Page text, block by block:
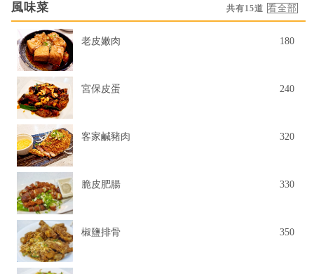
風味菜 共有15道
老皮嫩肉 180
宮保皮蛋 240
客家鹹豬肉 320
脆皮肥腸 330
椒鹽排骨 350